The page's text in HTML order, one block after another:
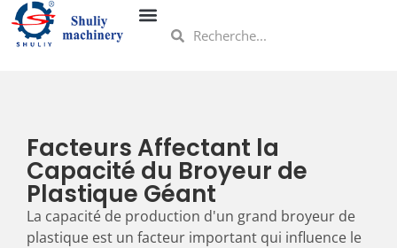
Facteurs Affectant la
Capacité du Broyeur de
Plastique Géant
La capacité de production d'un grand broyeur de
plastique est un facteur important qui influence le